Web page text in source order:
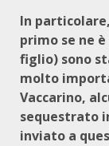
In
primo se ne
figlio) sono
molto
Vaccarino,
sequestrato
inviato a